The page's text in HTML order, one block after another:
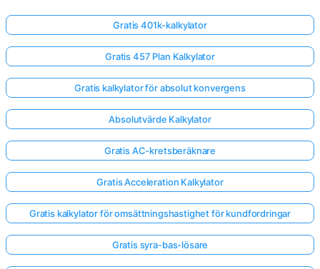
Gratis 401k-kalkylator
Gratis 457 Plan Kalkylator
Gratis kalkylator för absolut konvergens
Absolutvärde Kalkylator
Gratis AC-kretsberäknare
Gratis Acceleration Kalkylator
Gratis kalkylator för omsättningshastighet för kundfordringar
Gratis syra-bas-lösare